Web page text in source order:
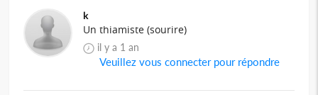
k
Un thiamiste (sourire)
il y a 1 an
Veuillez vous connecter pour répondre